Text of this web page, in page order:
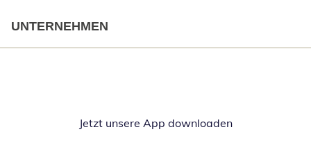
UNTERNEHMEN
Jetzt unsere App downloadenÖffnet in